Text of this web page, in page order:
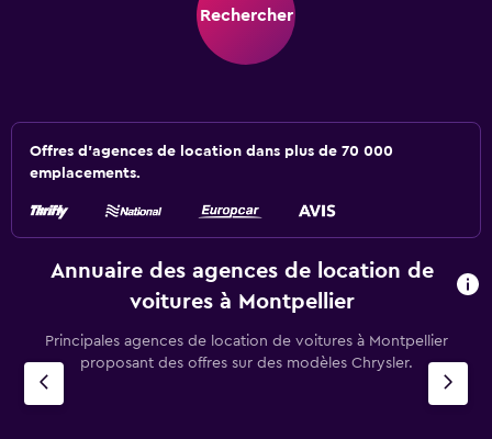
Rechercher
Offres d’agences de location dans plus de 70 000
emplacements.
Annuaire des agences de location de
voitures à Montpellier
Principales agences de location de voitures à Montpellier
proposant des offres sur des modèles Chrysler.